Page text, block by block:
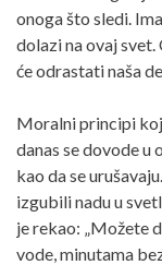
onoga što sledi.
dolazi na ovaj
će odrastati naša
Moralni principi
danas se dovode
kao da se
izgubili nadu u
je rekao: „Možete
vode, minutama